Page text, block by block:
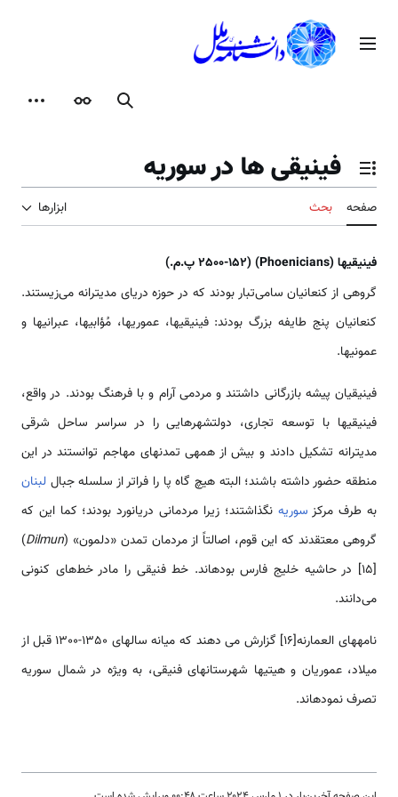
محتوامنوی اصلی
جستجوظاهر
تغییر وضعیت فهرست محتویات
فینیقی ­ها در سوریه
صفحه بحث ابزارها
فینیقی­ها (Phoenicians) (2500-152 پ.م.)
گروهی از کنعانیان سامی‌تبار بودند که در حوزه دریای مدیترانه می‌زیستند.
کنعانیان پنج طایفه بزرگ بودند: فينيقي­ها، عموري­ها، مُؤابي­ها، عبراني­ها و
عموني­ها.
فینیقیان پیشه بازرگانی داشتند و مردمی آرام و با فرهنگ بودند. در واقع،
فینیقی­ها با توسعه تجاری، دولت­شهرهایی را در سراسر ساحل شرقی
مدیترانه تشکیل دادند و بیش از همه­ی تمدنهای مهاجم توانستند در این
منطقه حضور داشته باشند؛ البته هیچ گاه پا را فراتر از سلسله جبال لبنان
به طرف مرکز سوریه نگذاشتند؛ زیرا مردمانی دریانورد بودند؛ کما این که
گروهی معتقدند که این قوم، اصالتاً از مردمان تمدن «دلمون» (Dilmun
)
[15] در حاشیه خلیج فارس بوده­اند. خط فنیقی را مادر خط‌های کنونی
می‌دانند.
نامه­های العمارنه[16] گزارش می دهند که میانه سال­های 1350-1300 قبل از
میلاد، عموریان و هیتی­ها شهرستانهای فنیقی، به ویژه در شمال سوریه
تصرف نموده­اند.